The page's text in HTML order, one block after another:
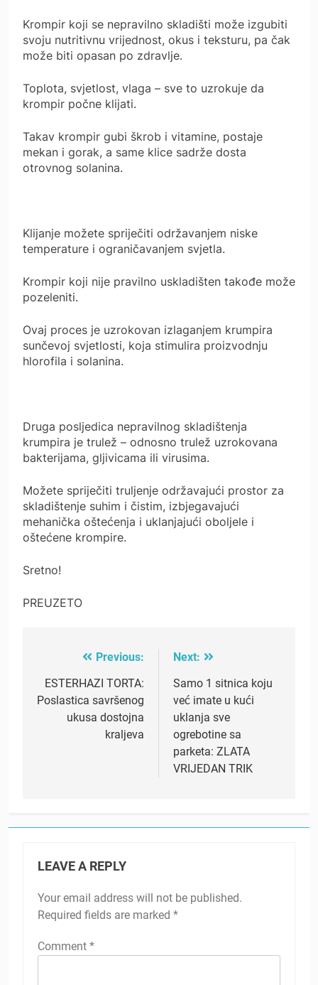
Krompir koji se nepravilno skladišti može izgubiti
svoju nutritivnu vrijednost, okus i teksturu, pa čak
može biti opasan po zdravlje.
Toplota, svjetlost, vlaga – sve to uzrokuje da
krompir počne klijati.
Takav krompir gubi škrob i vitamine, postaje
mekan i gorak, a same klice sadrže dosta
otrovnog solanina.
Klijanje možete spriječiti održavanjem niske
temperature i ograničavanjem svjetla.
Krompir koji nije pravilno uskladišten takođe može
pozeleniti.
Ovaj proces je uzrokovan izlaganjem krumpira
sunčevoj svjetlosti, koja stimulira proizvodnju
hlorofila i solanina.
Druga posljedica nepravilnog skladištenja
krumpira je trulež – odnosno trulež uzrokovana
bakterijama, gljivicama ili virusima.
Možete spriječiti truljenje održavajući prostor za
skladištenje suhim i čistim, izbjegavajući
mehanička oštećenja i uklanjajući oboljele i
oštećene krompire.
Sretno!
PREUZETO
navigation
Previous:
ESTERHAZI TORTA:
Poslastica savršenog
ukusa dostojna
kraljeva
Next:
Samo 1 sitnica koju
već imate u kući
uklanja sve
ogrebotine sa
parketa: ZLATA
VRIJEDAN TRIK
LEAVE A REPLY
Your email address will not be published.
Required fields are marked *
Comment *